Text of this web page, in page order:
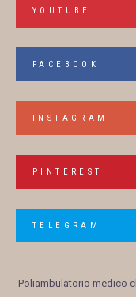
YOUTUBE
FACEBOOK
INSTAGRAM
PINTEREST
TELEGRAM
Poliambulatorio medico